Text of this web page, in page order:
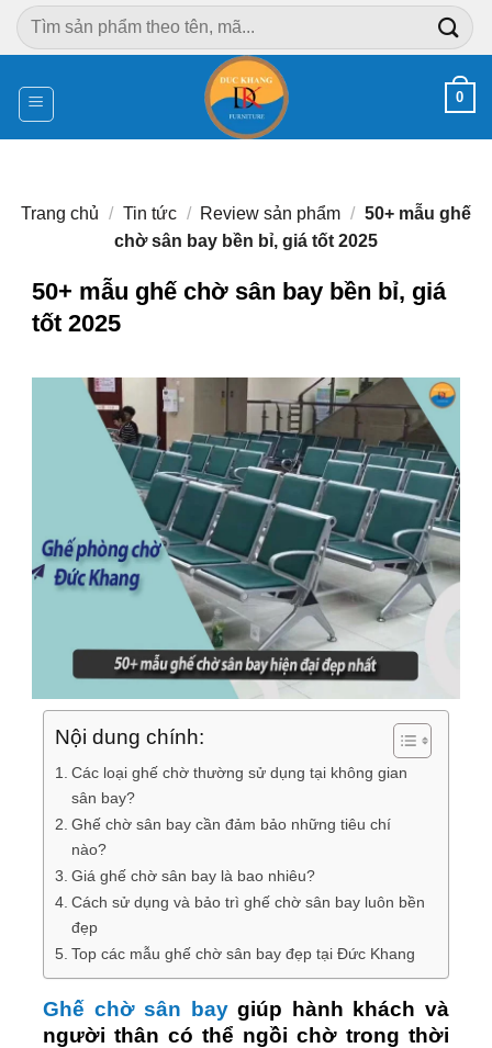
Chuyển
đến
dung
Tìm
kiếm:
0
Trang chủ / Tin tức / Review sản phẩm / 50+ mẫu ghế
chờ sân bay bền bỉ, giá tốt 2025
50+ mẫu ghế chờ sân bay bền bỉ, giá
tốt 2025
Nội dung chính:
Các loại ghế chờ thường sử dụng tại không gian
sân bay?
Ghế chờ sân bay cần đảm bảo những tiêu chí
nào?
Giá ghế chờ sân bay là bao nhiêu?
Cách sử dụng và bảo trì ghế chờ sân bay luôn bền
đẹp
Top các mẫu ghế chờ sân bay đẹp tại Đức Khang
Ghế chờ sân baygiúp hành khách và
người thân có thể ngồi chờ trong thời